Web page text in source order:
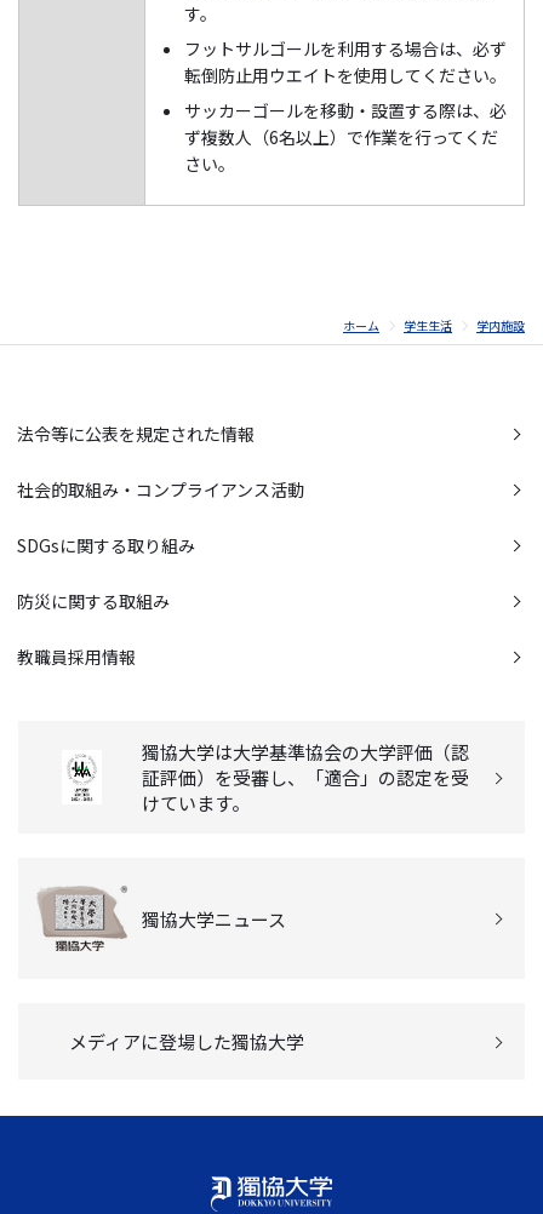
す。
フットサルゴールを利用する場合は、必ず
転倒防止用ウエイトを使用してください。
サッカーゴールを移動・設置する際は、必
ず複数人（6名以上）で作業を行ってくだ
さい。
ホーム 学生生活 学内施設
法令等に公表を規定された情報
社会的取組み・コンプライアンス活動
SDGsに関する取り組み
防災に関する取組み
教職員採用情報
獨協大学は大学基準協会の大学評価（認
証評価）を受審し、「適合」の認定を受
けています。
獨協大学ニュース
メディアに登場した獨協大学